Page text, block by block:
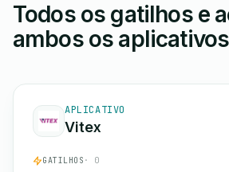
Todos os gatilhos e
ambos os
APLICATIVO
Vitex
GATILHOS · 0